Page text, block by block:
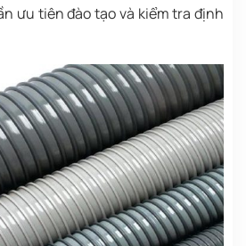
ưu tiên đào tạo và kiểm tra định